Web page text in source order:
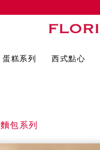
蛋糕系列 西式點心
麵包系列